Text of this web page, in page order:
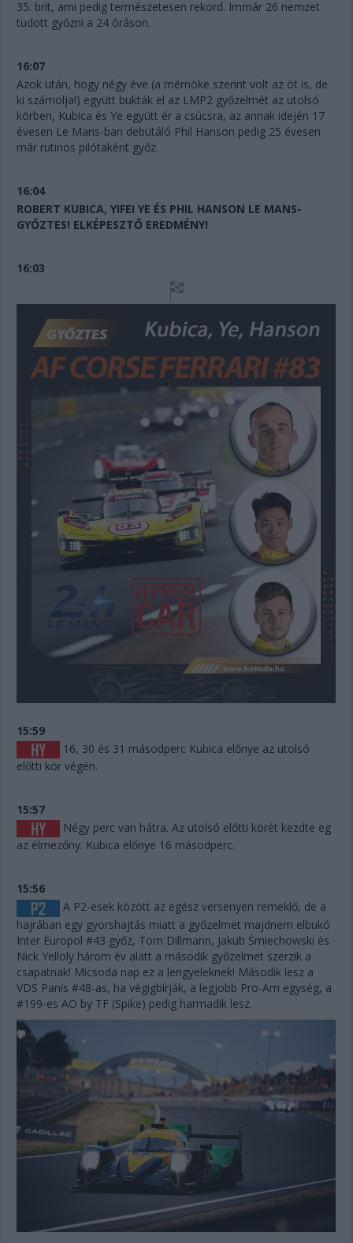
35. brit, ami pedig természetesen rekord. Immár 26 nemzet
tudott győzni a 24 óráson.
16:07
Azok után, hogy négy éve (a mérnöke szerint volt az öt is, de
ki számolja!) együtt bukták el az LMP2 győzelmét az utolsó
körben, Kubica és Ye együtt ér a csúcsra, az annak idején 17
évesen Le Mans-ban debütáló Phil Hanson pedig 25 évesen
már rutinos pilótaként győz.
16:04
ROBERT KUBICA, YIFEI YE ÉS PHIL HANSON LE MANS-
GYŐZTES! ELKÉPESZTŐ EREDMÉNY!
16:03
15:59
16, 30 és 31 másodperc Kubica előnye az utolsó
előtti kör végén.
15:57
Négy perc van hátra. Az utolsó előtti körét kezdte eg
az élmezőny. Kubica előnye 16 másodperc.
15:56
A P2-esek között az egész versenyen remeklő, de a
hajrában egy gyorshajtás miatt a győzelmet majdnem elbukó
Inter Europol #43 győz, Tom Dillmann, Jakub Śmiechowski és
Nick Yelloly három év alatt a második győzelmet szerzik a
csapatnak! Micsoda nap ez a lengyeleknek! Második lesz a
VDS Panis #48-as, ha végigbírják, a legjobb Pro-Am egység, a
#199-es AO by TF (Spike) pedig harmadik lesz.